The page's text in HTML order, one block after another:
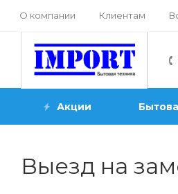
О компании Клиентам
Акции
Выезд на